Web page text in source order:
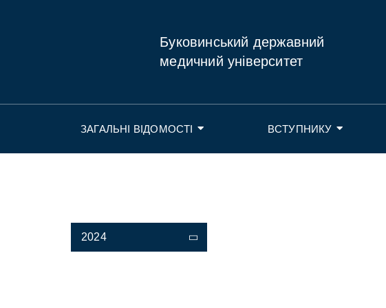
Буковинський державний
медичний університет
ЗАГАЛЬНІ ВІДОМОСТІ ВСТУПНИКУ
2024